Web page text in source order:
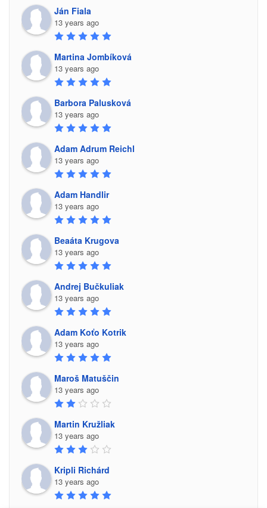
Ján Fiala
13 years ago
Martina Jombíková
13 years ago
Barbora Palusková
13 years ago
Adam Adrum Reichl
13 years ago
Adam Handlir
13 years ago
Beaáta Krugova
13 years ago
Andrej Bučkuliak
13 years ago
Adam Koťo Kotrik
13 years ago
Maroš Matuščin
13 years ago
Martin Kružliak
13 years ago
Kripli Richárd
13 years ago